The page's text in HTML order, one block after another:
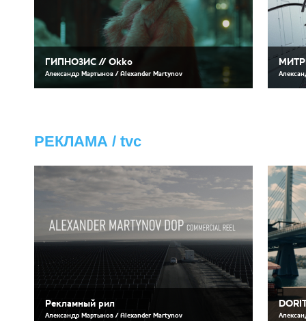
ГИПНОЗИС // Okko
Александр Мартынов / Alexander Martynov
РЕКЛАМА / tvc
Рекламный рил
Александр Мартынов / Alexander Martynov